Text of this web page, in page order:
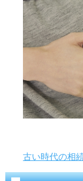
古い時代の相